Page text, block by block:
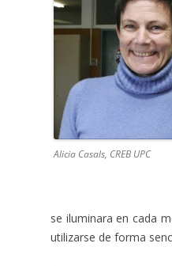
Alicia Casals, CREB UPC
se iluminara en cada
utilizarse de forma